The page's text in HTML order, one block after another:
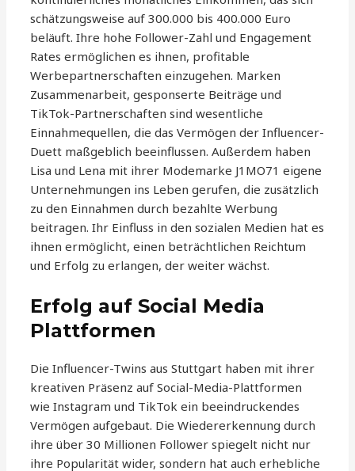
schätzungsweise auf 300.000 bis 400.000 Euro
beläuft. Ihre hohe Follower-Zahl und Engagement
Rates ermöglichen es ihnen, profitable
Werbepartnerschaften einzugehen. Marken
Zusammenarbeit, gesponserte Beiträge und
TikTok-Partnerschaften sind wesentliche
Einnahmequellen, die das Vermögen der Influencer-
Duett maßgeblich beeinflussen. Außerdem haben
Lisa und Lena mit ihrer Modemarke J1MO71 eigene
Unternehmungen ins Leben gerufen, die zusätzlich
zu den Einnahmen durch bezahlte Werbung
beitragen. Ihr Einfluss in den sozialen Medien hat es
ihnen ermöglicht, einen beträchtlichen Reichtum
und Erfolg zu erlangen, der weiter wächst.
Erfolg auf Social Media
Plattformen
Die Influencer-Twins aus Stuttgart haben mit ihrer
kreativen Präsenz auf Social-Media-Plattformen
wie Instagram und TikTok ein beeindruckendes
Vermögen aufgebaut. Die Wiedererkennung durch
ihre über 30 Millionen Follower spiegelt nicht nur
ihre Popularität wider, sondern hat auch erhebliche